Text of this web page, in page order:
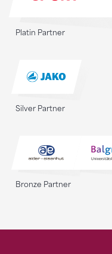
Platin Partner
Silver Partner
Bronze Partner